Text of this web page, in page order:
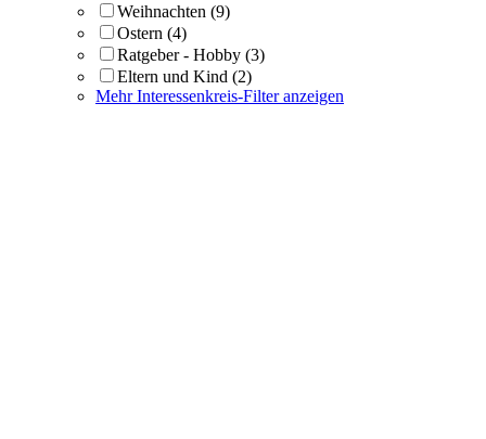
Weihnachten (9)
Ostern (4)
Ratgeber - Hobby (3)
Eltern und Kind (2)
Mehr Interessenkreis-Filter anzeigen